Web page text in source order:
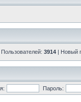
Пользователей: 3914 | Новый
Пароль: